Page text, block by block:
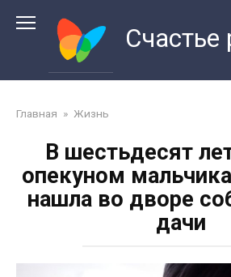
Счастье
Главная » Жизнь
В шестьдесят
опекуном
нашла во дворе
дачи